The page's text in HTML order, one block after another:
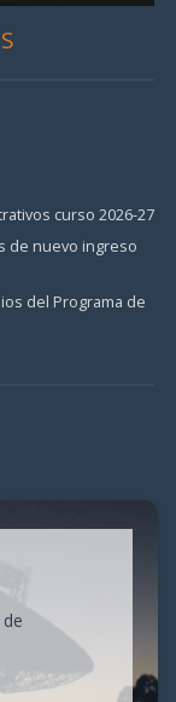
curso 2026-27
de nuevo ingreso
del Programa de